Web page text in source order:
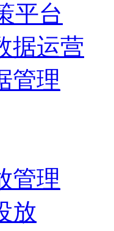
平台
据运营
管理
管理
放